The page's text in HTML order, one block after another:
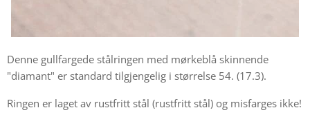
Denne gullfargede stålringen med mørkeblå skinnende
"diamant" er standard tilgjengelig i størrelse 54. (17.3).
Ringen er laget av rustfritt stål (rustfritt stål) og misfarges ikke!